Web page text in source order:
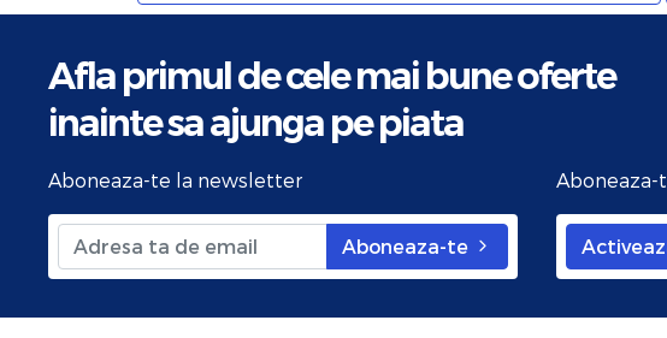
Afla primul de cele mai bune oferte
inainte sa ajunga pe piata
Aboneaza-te la newsletter
Aboneaza-te
Aboneaza-